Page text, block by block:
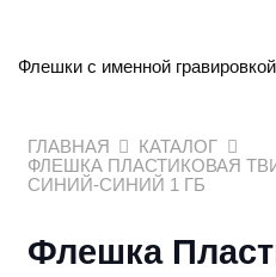
Флешки с именной гравировкой
ГЛАВНАЯ
КАТАЛОГ
ФЛЕШКА ПЛАСТИКОВАЯ
СИНИЙ-СИНИЙ 1 ГБ
Флешка